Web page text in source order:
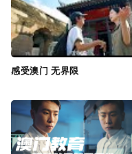
感受澳门 无界限